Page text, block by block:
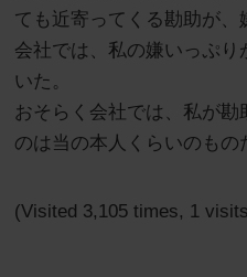
ても近寄ってくる勘助が、
会社では、私の嫌いっぷ
いた。
おそらく会社では、私が
のは当の本人くらいのもの
(Visited 3,105 times, 1